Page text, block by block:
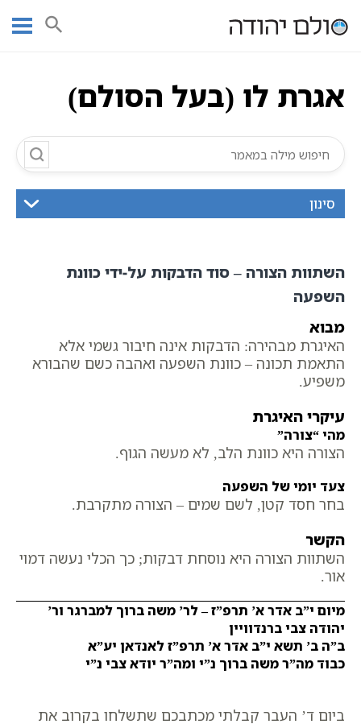
עמוד ראשי אוצר הכתבים
כתבי בעל הסולם
כתבי חסידות אשלג אגרת לו (בעל הסולם)
אגרת לו (בעל הסולם)
השתוות הצורה – סוד הדבקות על-ידי כוונת
השפעה
מבוא
האיגרת מבהירה: הדבקות אינה חיבור גשמי אלא
התאמת תכונה – כוונת השפעה ואהבה כשם שהבורא
משפיע.
עיקרי האיגרת
מהי “צורה”
הצורה היא כוונת הלב, לא מעשה הגוף.
צעד יומי של השפעה
בחר חסד קטן, לשם שמים – הצורה מתקרבת.
הקשר
השתוות הצורה היא נוסחת דבקות; כך הכלי נעשה דמוי
אור.
מיום י”ב אדר א’ תרפ”ז – לר’ משה ברוך למברגר ור’
יהודה צבי ברנדוויין
ב”ה ב’ תשא י”ב אדר א’ תרפ”ז לאנדאן יע”א
כבוד מה”ר משה ברוך נ”י ומה”ר יודא צבי נ”י
ביום ד’ העבר קבלתי מכתבכם שתשלחו בקרוב את
סינון